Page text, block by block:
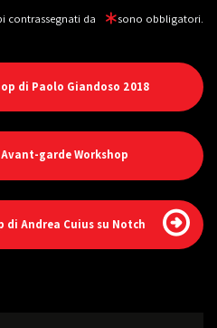
contrassegnati da sono obbligatori.
di Paolo Giandoso 2018
garde Workshop
di Andrea Cuius su Notch